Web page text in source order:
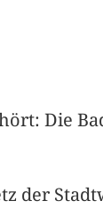
Die
der